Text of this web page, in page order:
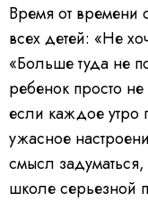
Время от времени
всех детей: «Не
«Больше туда не
ребенок просто
если каждое утро
ужасное
смысл
школе серьезной